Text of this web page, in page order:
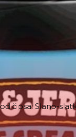
čipsa: Slano-